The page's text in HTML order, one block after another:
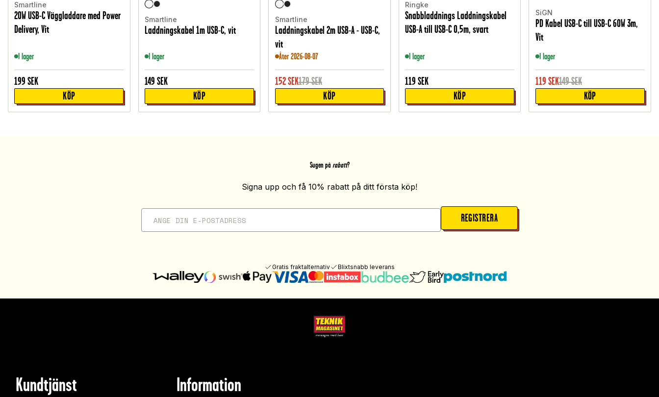
Smartline
20W USB-C Väggladdare med Power
Delivery, Vit
I lager
199 SEK
KÖP
Smartline
Laddningskabel 1m USB-C, vit
I lager
149 SEK
KÖP
Smartline
Laddningskabel 2m USB-A - USB-C,
vit
Åter 2026-08-07
152SEK179SEK
KÖP
Ringke
Snabbladdnings Laddningskabel
USB-A till USB-C 0,5m, svart
I lager
119 SEK
KÖP
SiGN
PD Kabel USB-C till USB-C 60W 3m,
Vit
I lager
119 SEK149SEK
KÖP
Sugen på rabatt?
Signa upp och få 10% rabatt på ditt första köp!
REGISTRERA
Gratis fraktalternativ Blixtsnabb leverans
Kundtjänst Information